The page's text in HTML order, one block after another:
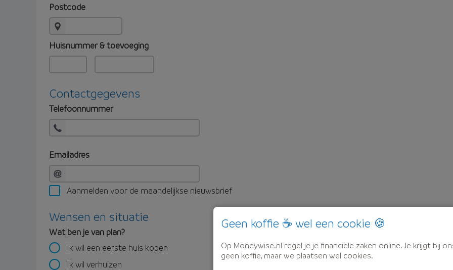
Postcode
Huisnummer & toevoeging
Contactgegevens
Telefoonnummer
Emailadres
Aanmelden voor de maandelijkse nieuwsbrief
Wensen en situatie
Wat ben je van plan?
Ik wil een eerste huis kopen
Ik wil verhuizen
Geen koffie ☕ wel een cookie 🍪
Op Moneywise.nl regel je je financiële zaken online. Je krijgt bij
geen koffie, maar we plaatsen wel cookies.